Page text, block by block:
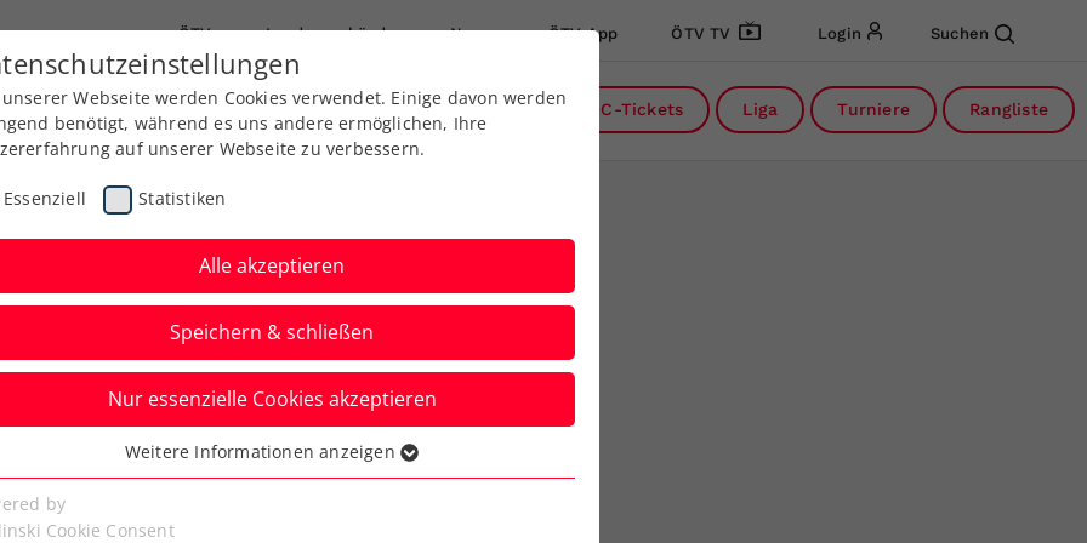
ÖTV Landesverbände News ÖTV App ÖTV TV Login Suchen
Ausbildung Services Über uns DC-Tickets Liga Turniere Rangliste
verpassen
Open
Webseite werden Cookies verwendet. Einige davon werden
benötigt, während es uns andere ermöglichen, Ihre
auf unserer Webseite zu verbessern.
Essenziell Statistiken
Alle akzeptieren
Speichern & schließen
Nur essenzielle Cookies akzeptieren
Cookies werden für grundlegende Funktionen der
benötigt. Dadurch ist gewährleistet, dass die Webseite
Weitere Informationen anzeigen
by
Cookie Consent